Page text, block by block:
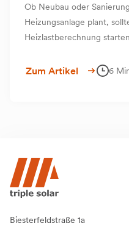
Ob Neubau oder
Heizungsanlage plant,
Heizlastberechnung
die Heiztechnik optimal
Zum Artikel 6
Biesterfeldstraße 1a